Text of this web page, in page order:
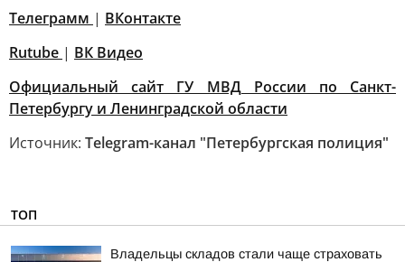
Телеграмм | ВКонтакте
Rutube | ВК Видео
Официальный сайт ГУ МВД России по Санкт-
Петербургу и Ленинградской области
Источник: Telegram-канал "Петербургская полиция"
ТОП
Владельцы складов стали чаще страховать